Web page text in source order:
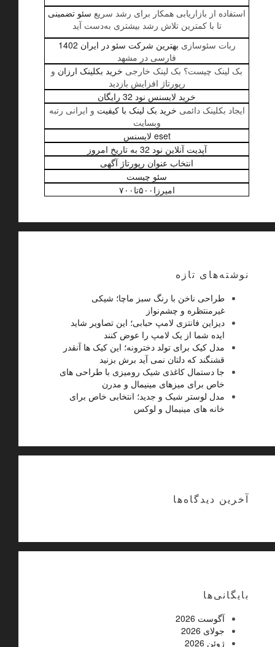
استفاده از بازاریابی همکار برای رشد سریع سئو تضمینی
تا با کمترین تلاش رشد بیشتری به‌دست آید
ربات سئوسازی بهترین شرکت سئو در ایران 1402
فارسی در مشهد
بک لینک چیست؟ بک لینک خارجی خرید بکلینک ارزانو
رپورتاژ افزایش بازدید
خرید لایسنس نود 32 رایگان
ایجاد بکلینک دائمی خرید بک لینک با کیفیتو ایرانی رتبه
وبسایت
eset لایسنس
آپدیت آنلاین نود 32 به تاریخ امروز
انتخاب عنوان رپورتاژ آگهی
سئو چیست
امیرزا۵۰۰تا۷۰۰
نوشته‌های تازه
طراحی ناخن با رنگ سبز ماچا؛ شیکی
غیرمنتظره و چشم‌نواز
دیزاین فانتزی لامپ حبابی؛ این تصاویر شاید
ایده شما از یک لامپ را عوض کنند
مدل کیک برای تولد دخترونه؛ این کیک ها آنقدر
قشنگند که دلتان نمی آید برش بزنید
جا دستمال کاغذی شیک رومیزی با طراحی های
خاص برای میزهای مینیمال و مدرن
مدل لوستر شیک و جدید؛ انتخابی خاص برای
خانه های مینیمال و لوکس
آخرین دیدگاه‌ها
بایگانی‌ها
آگوست 2026
جولای 2026
ژوئن 2026